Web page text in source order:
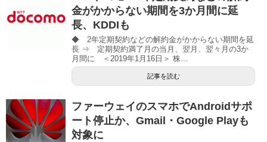
金がかからない期間を3か月間に延
長、KDDIも
◆ 2年定期契約などの解約金がかからない期間を延
長 ⇒ 定期契約満了月の当月、翌月、翌々月の3か
月間に ＜2019年1月16日＞ 株...
記事を読む
ファーウェイのスマホでAndroidサポ
ート停止か、Gmail・Google Playも
対象に